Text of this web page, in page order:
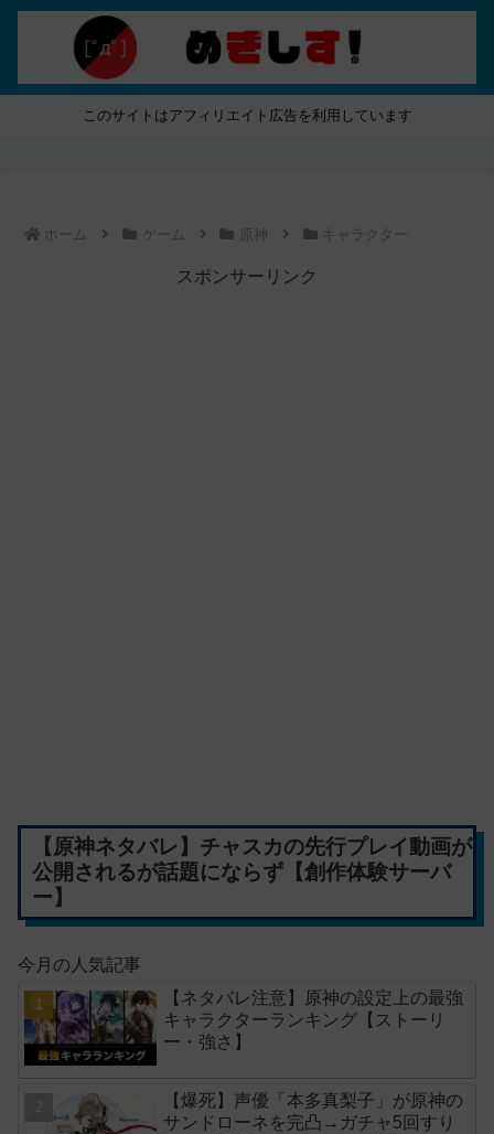
このサイトはアフィリエイト広告を利用しています
ホーム ゲーム 原神 キャラクター
スポンサーリンク
【原神ネタバレ】チャスカの先行プレイ動画が
公開されるが話題にならず【創作体験サーバ
ー】
今月の人気記事
【ネタバレ注意】原神の設定上の最強
キャラクターランキング【ストーリ
ー・強さ】
【爆死】声優「本多真梨子」が原神の
サンドローネを完凸→ガチャ5回すり